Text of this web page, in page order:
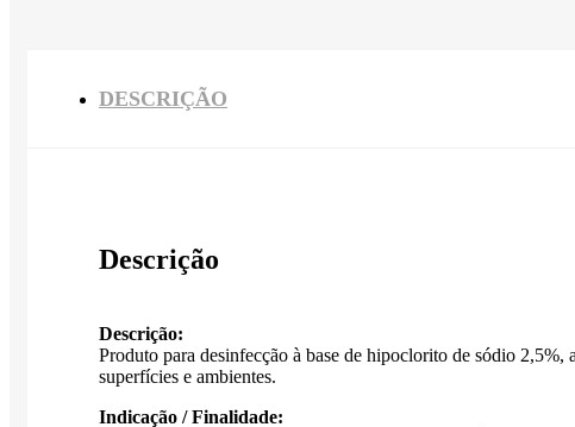
DESCRIÇÃO
Descrição
Descrição:
Produto para desinfecção à base de hipoclorito de sódio
superfícies e ambientes.
Indicação / Finalidade: